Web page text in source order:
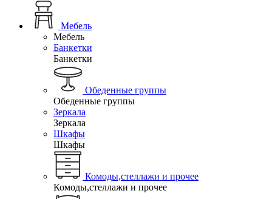
Мебель
Мебель
Банкетки
Банкетки
Обеденные группы
Обеденные группы
Зеркала
Зеркала
Шкафы
Шкафы
Комоды,стеллажи и прочее
Комоды,стеллажи и прочее